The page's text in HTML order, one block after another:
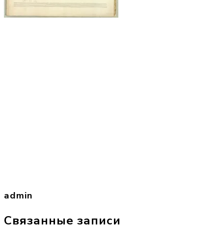
admin
Связанные записи